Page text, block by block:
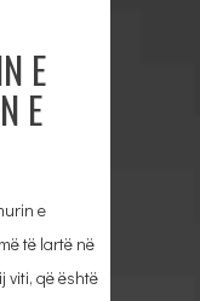
E
E
e
të lartë në
viti, që është